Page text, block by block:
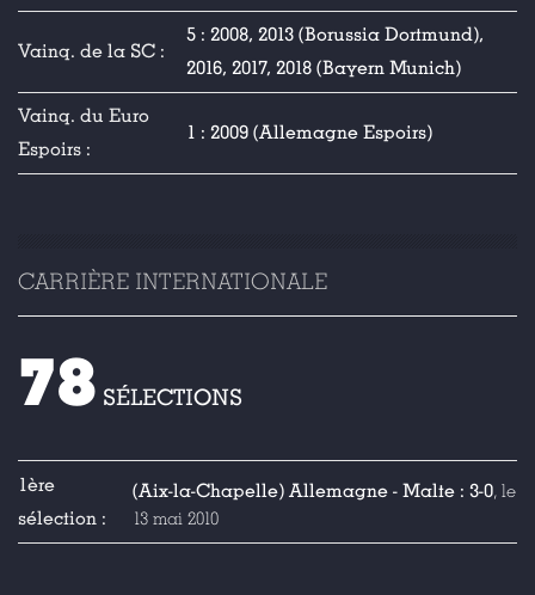
Vainq. de la SC :
5 : 2008, 2013 (Borussia Dortmund),
2016, 2017, 2018 (Bayern Munich)
Vainq. du Euro
Espoirs :
1 : 2009 (Allemagne Espoirs)
CARRIÈRE INTERNATIONALE
78 SÉLECTIONS
1ère
sélection :
(Aix-la-Chapelle) Allemagne - Malte : 3-0, le
13 mai 2010